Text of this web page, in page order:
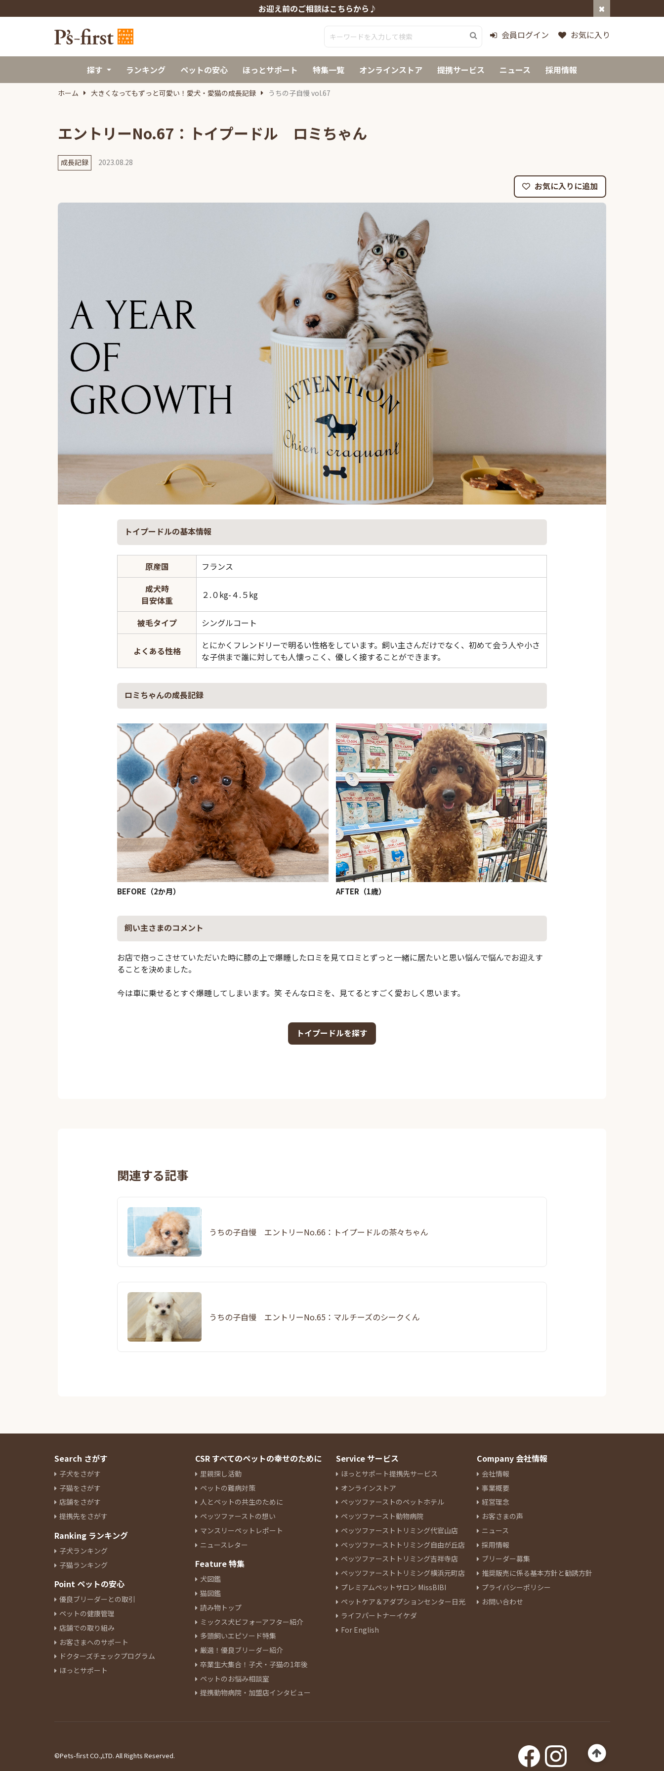
お迎え前のご相談はこちらから♪
会員ログイン お気に入り
探す ランキング ペットの安心 ほっとサポート 特集一覧 オンラインストア 提携サービス ニュース 採用情報
ホーム 大きくなってもずっと可愛い！愛犬・愛猫の成長記録 うちの子自慢 vol.67
エントリーNo.67：トイプードル ロミちゃん
成長記録 2023.08.28
お気に入りに追加
トイプードルの基本情報
原産国
フランス
成犬時
目安体重
２.０kg-４.５kg
被毛タイプ シングルコート
よくある性格
とにかくフレンドリーで明るい性格をしています。飼い主さんだけでなく、初めて会う人や小さ
な子供まで誰に対しても人懐っこく、優しく接することができます。
ロミちゃんの成長記録
BEFORE（2か月） AFTER（1歳）
飼い主さまのコメント
お店で抱っこさせていただいた時に膝の上で爆睡したロミを見てロミとずっと一緒に居たいと思い悩んで悩んでお迎えす
ることを決めました。
今は車に乗せるとすぐ爆睡してしまいます。笑 そんなロミを、見てるとすごく愛おしく思います。
トイプードルを探す
関連する記事
うちの子自慢 エントリーNo.66：トイプードルの茶々ちゃん
うちの子自慢 エントリーNo.65：マルチーズのシークくん
Search さがす
子犬をさがす
子猫をさがす
店舗をさがす
提携先をさがす
Ranking ランキング
子犬ランキング
子猫ランキング
Point ペットの安心
優良ブリーダーとの取引
ペットの健康管理
店舗での取り組み
お客さまへのサポート
ドクターズチェックプログラム
ほっとサポート
CSR すべてのペットの幸せのために
里親探し活動
ペットの難病対策
人とペットの共生のために
ペッツファーストの想い
マンスリーペットレポート
ニュースレター
Feature 特集
犬図鑑
猫図鑑
読み物トップ
ミックス犬ビフォーアフター紹介
多頭飼いエピソード特集
厳選！優良ブリーダー紹介
卒業生大集合！子犬・子猫の1年後
ペットのお悩み相談室
提携動物病院・加盟店インタビュー
Service サービス
ほっとサポート提携先サービス
オンラインストア
ペッツファーストのペットホテル
ペッツファースト動物病院
ペッツファーストトリミング代官山店
ペッツファーストトリミング自由が丘店
ペッツファーストトリミング吉祥寺店
ペッツファーストトリミング横浜元町店
プレミアムペットサロン MissBIBI
ペットケア＆アダプションセンター日光
ライフパートナーイケダ
For English
Company 会社情報
会社情報
事業概要
経営理念
お客さまの声
ニュース
採用情報
ブリーダー募集
推奨販売に係る基本方針と勧誘方針
プライバシーポリシー
お問い合わせ
©Pets-first CO.,LTD. All Rights Reserved.